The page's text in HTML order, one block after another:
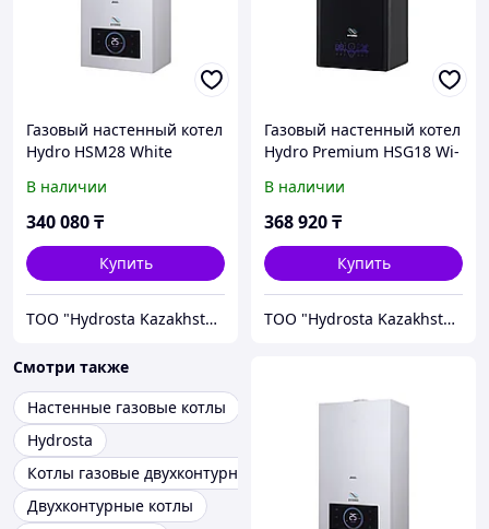
Газовый настенный котел
Hydro HSM28 White
В наличии
340 080₸
Купить
TOO "Hydrosta Kazakhstan"
Газовый настенный котел
Hydro Premium HSG18 Wi-
В наличии
368 920₸
Купить
TOO "Hydrosta Kazakhstan"
Смотри также
Настенные газовые котлы
Hydrosta
Котлы газовые двухконтурные
Двухконтурные котлы